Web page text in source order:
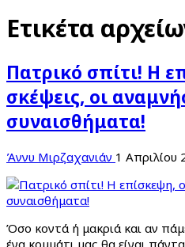
Ετικέτα
Πατρικό σπίτι! Η
σκέψεις, οι
συναισθήματα!
Άννυ Μιρζαχανιάν 1 Απριλίου
Όσο κοντά ή μακριά και αν
ένα κομμάτι μας θα είναι